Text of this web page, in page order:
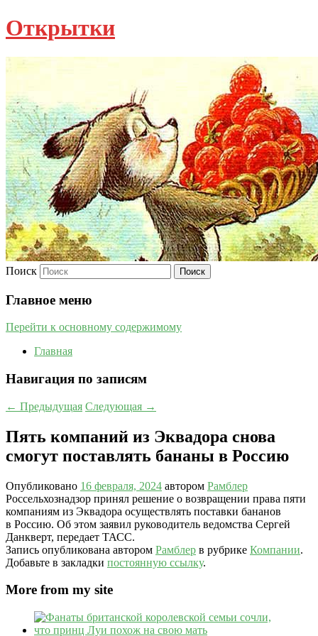
Открытки
Поиск
Главное меню
Перейти к основному содержимому
Главная
Навигация по записям
← Предыдущая Следующая →
Пять компаний из Эквадора снова
смогут поставлять бананы в Россию
Опубликовано 16 февраля, 2024 автором Рамблер
Россельхознадзор принял решение о возвращении права пяти
компаниям из Эквадора осуществлять поставки бананов
в Россию. Об этом заявил руководитель ведомства Сергей
Данкверт, передает ТАСС.
Запись опубликована автором Рамблер в рубрике Компании.
Добавьте в закладки постоянную ссылку.
More from my site